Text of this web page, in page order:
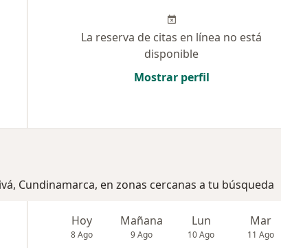
La reserva de citas en línea no está
disponible
Mostrar perfil
Cundinamarca, en zonas cercanas a tu búsqueda
Hoy
8 Ago
Mañana
9 Ago
Lun
10 Ago
Mar
11 Ago